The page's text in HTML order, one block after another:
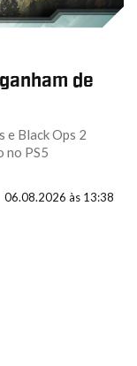
de
e Black Ops 2
no PS5
06.08.2026 às 13:38